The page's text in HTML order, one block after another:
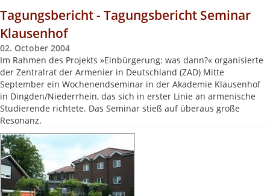
Tagungsbericht - Tagungsbericht Seminar
Klausenhof
02. October 2004
Im Rahmen des Projekts »Einbürgerung: was dann?« organisierte
der Zentralrat der Armenier in Deutschland (ZAD) Mitte
September ein Wochenendseminar in der Akademie Klausenhof
in Dingden/Niederrhein, das sich in erster Linie an armenische
Studierende richtete. Das Seminar stieß auf überaus große
Resonanz.